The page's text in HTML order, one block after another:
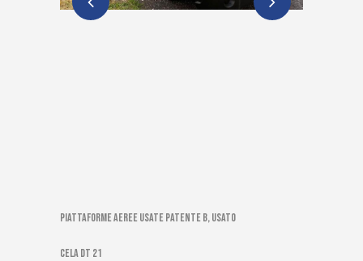
Piattaforme aeree usate patente B, Usato
Cela dt 21